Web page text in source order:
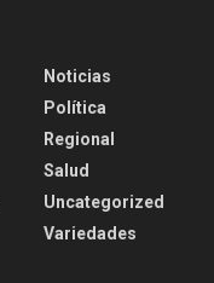
Noticias
Política
Regional
Salud
Uncategorized
Variedades